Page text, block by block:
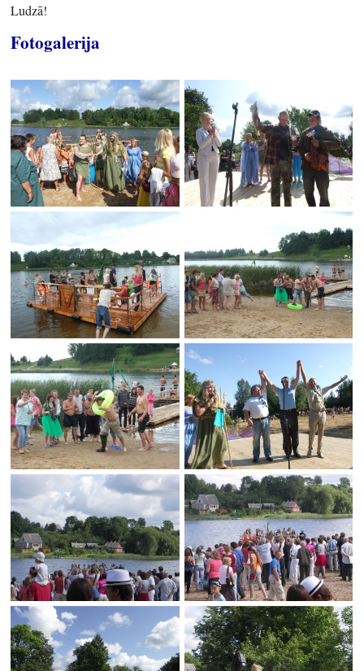
Ludzā!
Fotogalerija